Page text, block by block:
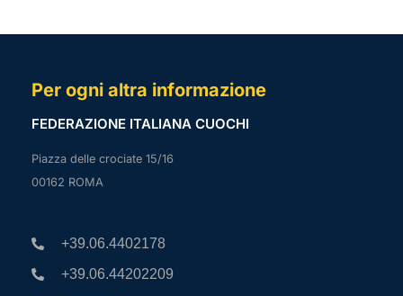
Per ogni altra informazione
FEDERAZIONE ITALIANA CUOCHI
Piazza delle crociate 15/16
00162 ROMA
+39.06.4402178
+39.06.44202209